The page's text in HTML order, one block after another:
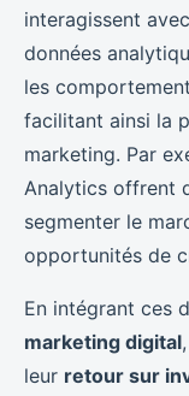
interagissent
données
les
facilitant ainsi la
marketing. Par
Analytics offrent
segmenter le
opportunités de
En intégrant ces
marketing digital
leur retour sur